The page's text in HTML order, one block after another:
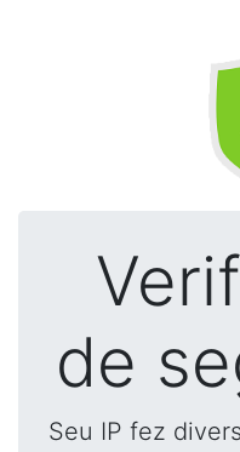
de
Seu IP fez